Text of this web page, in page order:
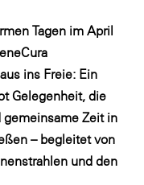
Tagen im April
ins Freie: Ein
Gelegenheit, die
gemeinsame Zeit in
– begleitet von
und den